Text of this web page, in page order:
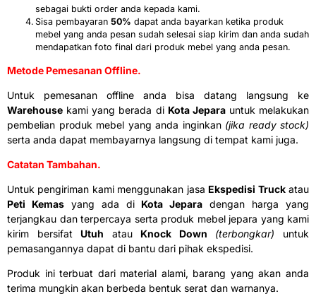
sebagai bukti order anda kepada kami.
Sisa pembayaran 50% dapat anda bayarkan ketika produk
mebel yang anda pesan sudah selesai siap kirim dan anda sudah
mendapatkan foto final dari produk mebel yang anda pesan.
Metode Pemesanan Offline.
Untuk pemesanan offline anda bisa datang langsung ke
Warehouse kami yang berada di Kota Jeparauntuk melakukan
pembelian produk mebel yang anda inginkan (jika ready stock)
serta anda dapat membayarnya langsung di tempat kami juga.
Catatan Tambahan.
Untuk pengiriman kami menggunakan jasa Ekspedisi Truckatau
Peti Kemasyang ada di Kota Jepara dengan harga yang
terjangkau dan terpercaya serta produk mebel jepara yang kami
kirim bersifat Utuh atau Knock Down (terbongkar) untuk
pemasangannya dapat di bantu dari pihak ekspedisi.
Produk ini terbuat dari material alami, barang yang akan anda
terima mungkin akan berbeda bentuk serat dan warnanya.